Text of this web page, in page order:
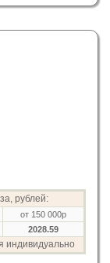
рублей:
от 150 000р
2028.59
индивидуально